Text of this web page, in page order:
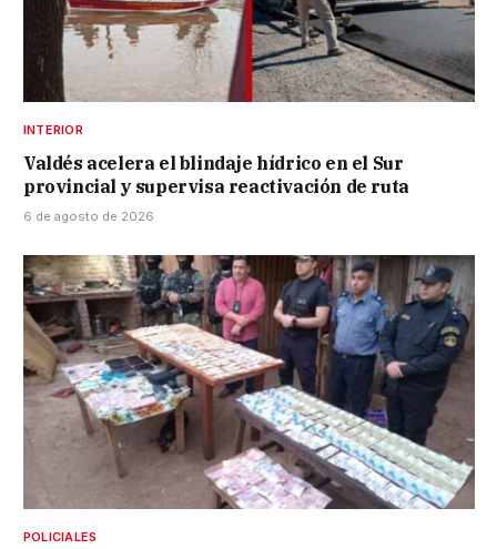
INTERIOR
Valdés acelera el blindaje hídrico en el Sur
provincial y supervisa reactivación de ruta
6 de agosto de 2026
POLICIALES